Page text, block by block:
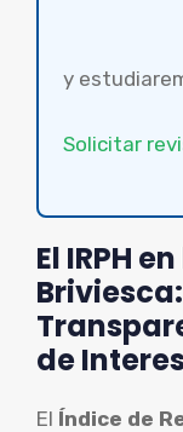
y
Solicitar
El IRPH
de
El Índice de